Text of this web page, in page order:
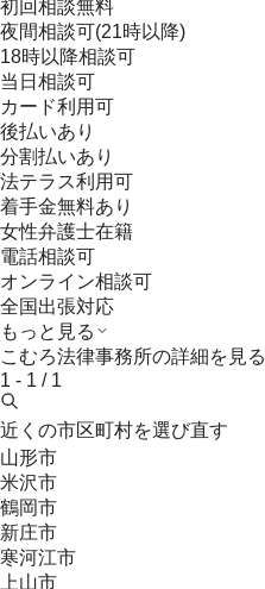
初回相談無料
夜間相談可(21時以降)
18時以降相談可
当日相談可
カード利用可
後払いあり
分割払いあり
法テラス利用可
着手金無料あり
女性弁護士在籍
電話相談可
オンライン相談可
全国出張対応
もっと見る
こむろ法律事務所の詳細を見る
1 - 1 / 1
近くの市区町村を選び直す
山形市
米沢市
鶴岡市
新庄市
寒河江市
上山市